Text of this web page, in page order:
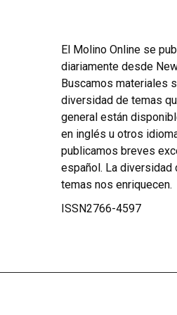
El Molino Online se
diariamente desde New
Buscamos materiales
diversidad de temas
general están
en inglés u otros
publicamos breves
español. La diversidad
temas nos enriquecen.
ISSN2766-4597